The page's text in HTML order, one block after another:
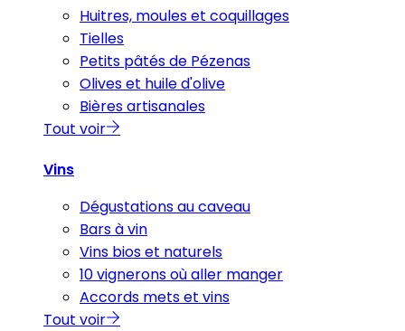
Huitres, moules et coquillages
Tielles
Petits pâtés de Pézenas
Olives et huile d'olive
Bières artisanales
Tout voir
Vins
Dégustations au caveau
Bars à vin
Vins bios et naturels
10 vignerons où aller manger
Accords mets et vins
Tout voir